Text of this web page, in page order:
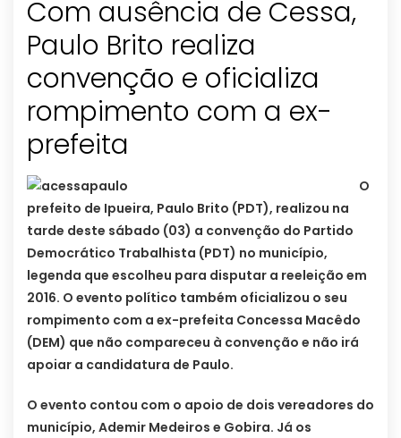
Com ausência de Cessa,
Paulo Brito realiza
convenção e oficializa
rompimento com a ex-
prefeita
O
prefeito de Ipueira, Paulo Brito (PDT), realizou na
tarde deste sábado (03) a convenção do Partido
Democrático Trabalhista (PDT) no município,
legenda que escolheu para disputar a reeleição em
2016. O evento político também oficializou o seu
rompimento com a ex-prefeita Concessa Macêdo
(DEM) que não compareceu à convenção e não irá
apoiar a candidatura de Paulo.
O evento contou com o apoio de dois vereadores do
município, Ademir Medeiros e Gobira. Já os